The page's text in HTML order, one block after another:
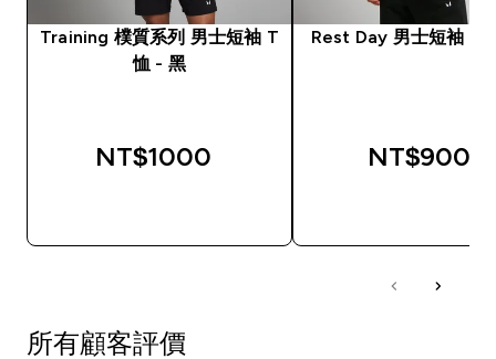
Training 樸質系列 男士短袖 T
恤 - 黑
NT$1000‎
Rest Day 男士短袖 T
NT$900‎
所有顧客評價